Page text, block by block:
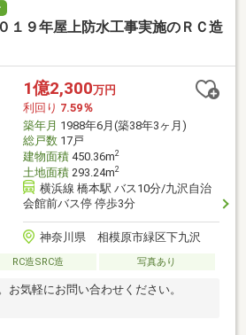
１９年屋上防水工事実施のＲＣ造
1億2,300万円
利回り 7.59％
築年月 1988年6月(築38年3ヶ月)
総戸数17戸
建物面積450.36m2
土地面積293.24m2
横浜線 橋本駅 バス10分/九沢自治
会館前バス停 停歩3分
神奈川県 相模原市緑区下九沢
RC造SRC造 写真あり
お気軽にお問い合わせください。